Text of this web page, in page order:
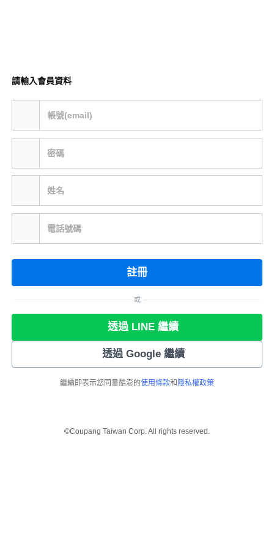
請輸入會員資料
帳號(email)
密碼
姓名
電話號碼
註冊
或
透過 LINE 繼續
透過 Google 繼續
繼續即表示您同意酷澎的使用條款和 隱私權政策
©Coupang Taiwan Corp. All rights reserved.